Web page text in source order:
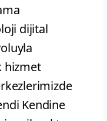
dijital
hizmet
Kendine